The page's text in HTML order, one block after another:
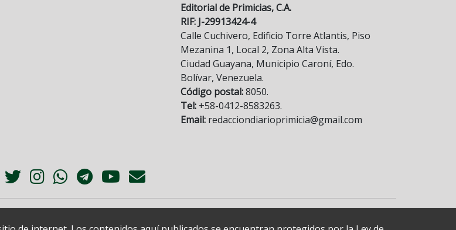
Editorial de Primicias, C.A.
RIF: J-29913424-4
Calle Cuchivero, Edificio Torre Atlantis, Piso
Mezanina 1, Local 2, Zona Alta Vista.
Ciudad Guayana, Municipio Caroní, Edo.
Bolívar, Venezuela.
Código postal:8050.
Tel: +58-0412-8583263.
Email: redacciondiarioprimicia@gmail.com